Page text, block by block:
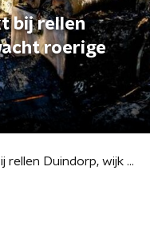
bij rellen
roerige
Kind van 9 opgepakt bij rellen Duindorp, wijk verwacht roerige maand